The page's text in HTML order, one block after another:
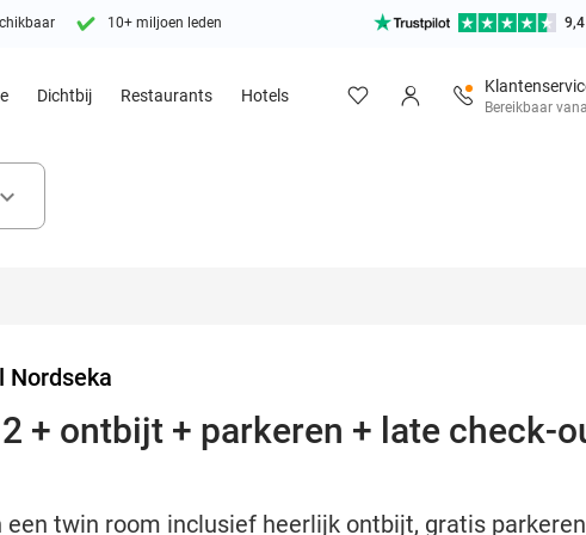
10+ miljoen leden 9,4
Dichtbij Restaurants Hotels
Bereikbaar
keyboard_arrow_down
Nordseka
+ ontbijt + parkeren + late check-
twin room inclusief heerlijk ontbijt, gratis